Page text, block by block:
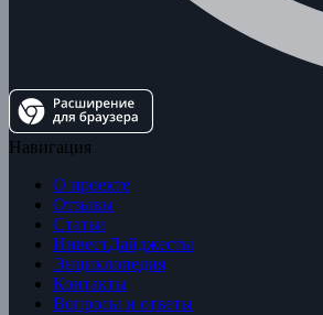
Навигация
О проекте
Отзывы
Статьи
ИнвестДайджесты
Энциклопедия
Контакты
Вопросы и ответы